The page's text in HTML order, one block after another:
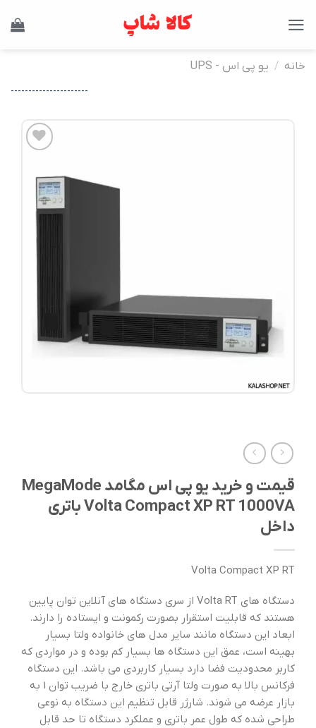
خانه / یو پی اس - UPS
----------------------
به
علاقه
مندی
ها
قیمت و خرید یو پی اس مگامد MegaMode
Volta Compact XP RT 1000VA باتری
داخل
Volta Compact XP RT
دستگاه های Volta RT از سری دستگاه های آنلاین توان پایین
هستند که قابلیت استقرار بصورت رکمونت و ایستاده را دارند.
ابعاد این دستگاه مانند سایر مدل های خانواده ولتا بسیار
بهینه است، عمق این دستگاه ها بسیار کم بوده و در مواردی که
کاربر محدودیت فضا دارد بسیار کاربردی می باشد. این دستگاه
فرکانس بالا به صورت ولتا آرتی باتری خارج با ضریب توان 1 به
بازار عرضه می شوند. شارژر قابل تنظیم این دستگاه به نوعی
طراحی شده که طول عمر باتری و عملکرد دستگاه تا حد قابل